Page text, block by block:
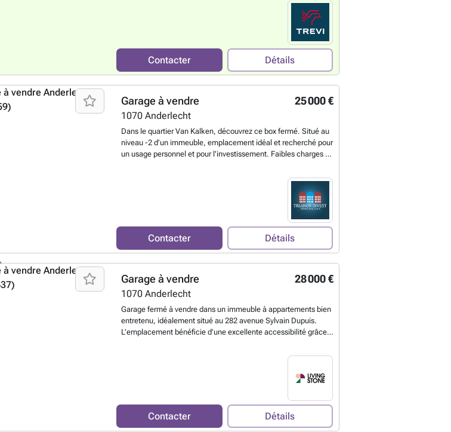
résidentiel Les Ateliers Schlosser. Intégré dans une résidence
moderne, durable et sécurisée, ce parking offre une solution
pratique pour les futurs occupants du projet ou pour toute
personne recherchant un emplacement dans le quartier. Le
projet bénéficie d’une localisation intéressante, à proximité des
transports, commerces, écoles et grands axes. Une belle
opportunité dans un quartier en pleine évolution. Contactez-
nous pour plus d’informations.En savoir plus ?
Contacter Détails
25 000 €
Garage à vendre
1070 Anderlecht
Dans le quartier Van Kalken, découvrez ce box fermé. Situé au
niveau -2 d’un immeuble, emplacement idéal et recherché pour
un usage personnel et pour l'investissement. Faibles charges de
Contacter Détails
28 000 €
Garage à vendre
1070 Anderlecht
Garage fermé à vendre dans un immeuble à appartements bien
entretenu, idéalement situé au 282 avenue Sylvain Dupuis.
L’emplacement bénéficie d’une excellente accessibilité grâce à
routiers et de nombreuses commodités. Le garage mesure 5,05
suffisamment d’espace pour stationner un véhicule et/ou
complexe de garages se fait via une porte automatique. Une
opportunité intéressante tant pour les riverains que pour les
investisseurs à la recherche d’un emplacement de parking ou
Contacter Détails